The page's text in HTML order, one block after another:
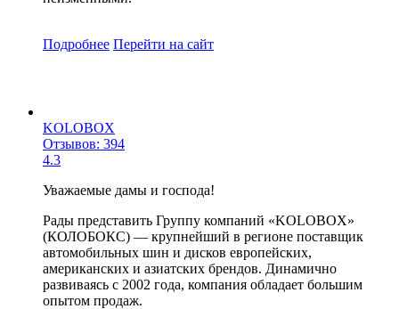
Подробнее Перейти на сайт
KOLOBOX
Отзывов: 394
4.3
Уважаемые дамы и господа!
Рады представить Группу компаний «KOLOBOX»
(КОЛОБОКС) — крупнейший в регионе поставщик
автомобильных шин и дисков европейских,
американских и азиатских брендов. Динамично
развиваясь с 2002 года, компания обладает большим
опытом продаж.